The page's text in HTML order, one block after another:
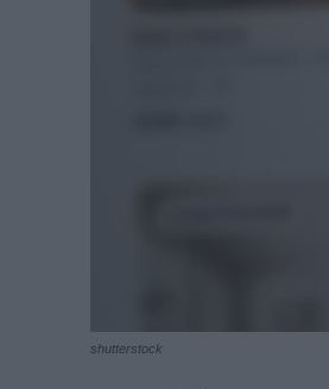
shutterstock